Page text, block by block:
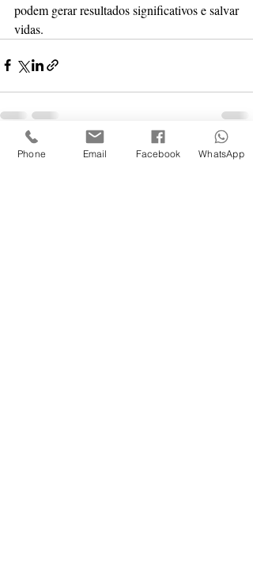
podem gerar resultados significativos e salvar
vidas.
Posts recentes Ver tudo
Phone Email Facebook WhatsApp